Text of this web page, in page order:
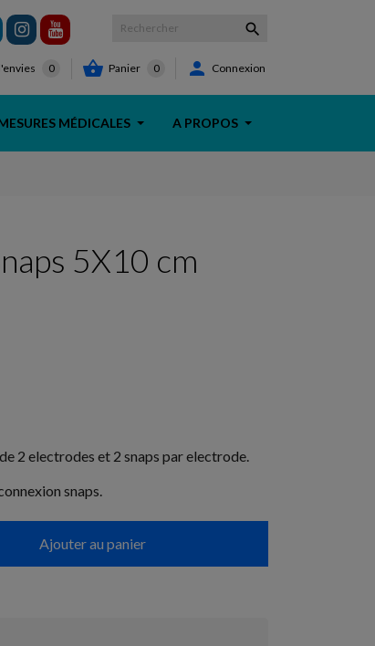

0  Panier 0  Connexion
MÉDICALES A PROPOS
5X10 cm
2 electrodes et 2 snaps par electrode.
snaps.
Ajouter au panier